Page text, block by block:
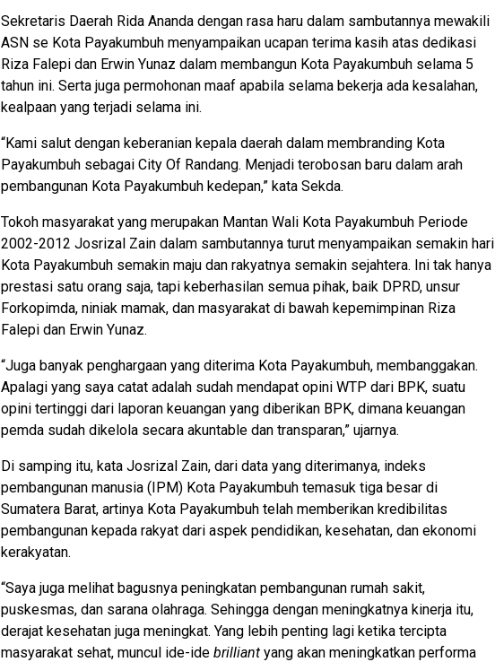
Sekretaris Daerah Rida Ananda dengan rasa haru dalam sambutannya mewakili
ASN se Kota Payakumbuh menyampaikan ucapan terima kasih atas dedikasi
Riza Falepi dan Erwin Yunaz dalam membangun Kota Payakumbuh selama 5
tahun ini. Serta juga permohonan maaf apabila selama bekerja ada kesalahan,
kealpaan yang terjadi selama ini.
“Kami salut dengan keberanian kepala daerah dalam membranding Kota
Payakumbuh sebagai City Of Randang. Menjadi terobosan baru dalam arah
pembangunan Kota Payakumbuh kedepan,” kata Sekda.
Tokoh masyarakat yang merupakan Mantan Wali Kota Payakumbuh Periode
2002-2012 Josrizal Zain dalam sambutannya turut menyampaikan semakin hari
Kota Payakumbuh semakin maju dan rakyatnya semakin sejahtera. Ini tak hanya
prestasi satu orang saja, tapi keberhasilan semua pihak, baik DPRD, unsur
Forkopimda, niniak mamak, dan masyarakat di bawah kepemimpinan Riza
Falepi dan Erwin Yunaz.
“Juga banyak penghargaan yang diterima Kota Payakumbuh, membanggakan.
Apalagi yang saya catat adalah sudah mendapat opini WTP dari BPK, suatu
opini tertinggi dari laporan keuangan yang diberikan BPK, dimana keuangan
pemda sudah dikelola secara akuntable dan transparan,” ujarnya.
Di samping itu, kata Josrizal Zain, dari data yang diterimanya, indeks
pembangunan manusia (IPM) Kota Payakumbuh temasuk tiga besar di
Sumatera Barat, artinya Kota Payakumbuh telah memberikan kredibilitas
pembangunan kepada rakyat dari aspek pendidikan, kesehatan, dan ekonomi
kerakyatan.
“Saya juga melihat bagusnya peningkatan pembangunan rumah sakit,
puskesmas, dan sarana olahraga. Sehingga dengan meningkatnya kinerja itu,
derajat kesehatan juga meningkat. Yang lebih penting lagi ketika tercipta
masyarakat sehat, muncul ide-ide brilliant yang akan meningkatkan performa